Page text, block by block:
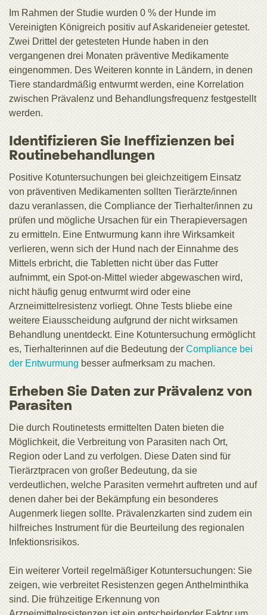
Im Rahmen der Studie wurden 0 % der Hunde im
Vereinigten Königreich positiv auf Askarideneier getestet.
Zwei Drittel der getesteten Hunde haben in den
vergangenen drei Monaten präventive Medikamente
eingenommen. Des Weiteren konnte in Ländern, in denen
Tiere standardmäßig entwurmt werden, eine Korrelation
zwischen Prävalenz und Behandlungsfrequenz festgestellt
werden.
Identifizieren Sie Ineffizienzen bei
Routinebehandlungen
Positive Kotuntersuchungen bei gleichzeitigem Einsatz
von präventiven Medikamenten sollten Tierärzte/innen
dazu veranlassen, die Compliance der Tierhalter/innen zu
prüfen und mögliche Ursachen für ein Therapieversagen
zu ermitteln. Eine Entwurmung kann ihre Wirksamkeit
verlieren, wenn sich der Hund nach der Einnahme des
Mittels erbricht, die Tabletten nicht über das Futter
aufnimmt, ein Spot-on-Mittel wieder abgewaschen wird,
nicht häufig genug entwurmt wird oder eine
Arzneimittelresistenz vorliegt. Ohne Tests bliebe eine
weitere Eiausscheidung aufgrund der nicht wirksamen
Behandlung unentdeckt. Eine Kotuntersuchung ermöglicht
es, Tierhalterinnen auf die Bedeutung der Compliance bei
der Entwurmung besser aufmerksam zu machen.
Erheben Sie Daten zur Prävalenz von
Parasiten
Die durch Routinetests ermittelten Daten bieten die
Möglichkeit, die Verbreitung von Parasiten nach Ort,
Region oder Land zu verfolgen. Diese Daten sind für
Tierärztpracen von großer Bedeutung, da sie
verdeutlichen, welche Parasiten vermehrt auftreten und auf
denen daher bei der Bekämpfung ein besonderes
Augenmerk liegen sollte. Prävalenzkarten sind zudem ein
hilfreiches Instrument für die Beurteilung des regionalen
Infektionsrisikos.
Ein weiterer Vorteil regelmäßiger Kotuntersuchungen: Sie
zeigen, wie verbreitet Resistenzen gegen Anthelminthika
sind. Die frühzeitige Erkennung von